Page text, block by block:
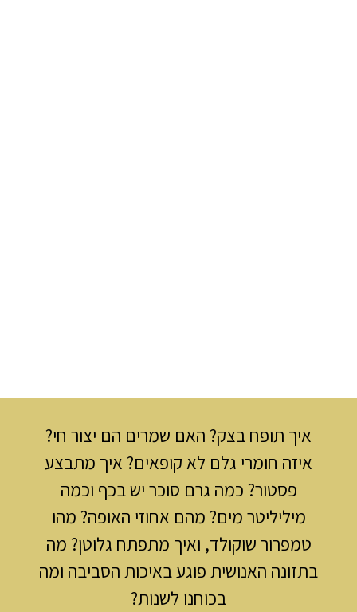
איך תופח בצק? האם שמרים הם יצור חי?
איזה חומרי גלם לא קופאים? איך מתבצע
פסטור? כמה גרם סוכר יש בכף וכמה
מיליליטר מים? מהם אחוזי האופה? מהו
טמפרור שוקולד, ואיך מתפתח גלוטן? מה
בתזונה האנושית פוגע באיכות הסביבה ומה
בכוחנו לשנות?